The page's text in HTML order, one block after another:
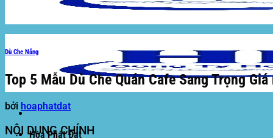
Hòa Phát Đạt
Dù Che Nắng
Top 5 Mẫu Dù Che Quán Cafe Sang Trọng
bởi hoaphatdat
NỘI DUNG CHÍNH